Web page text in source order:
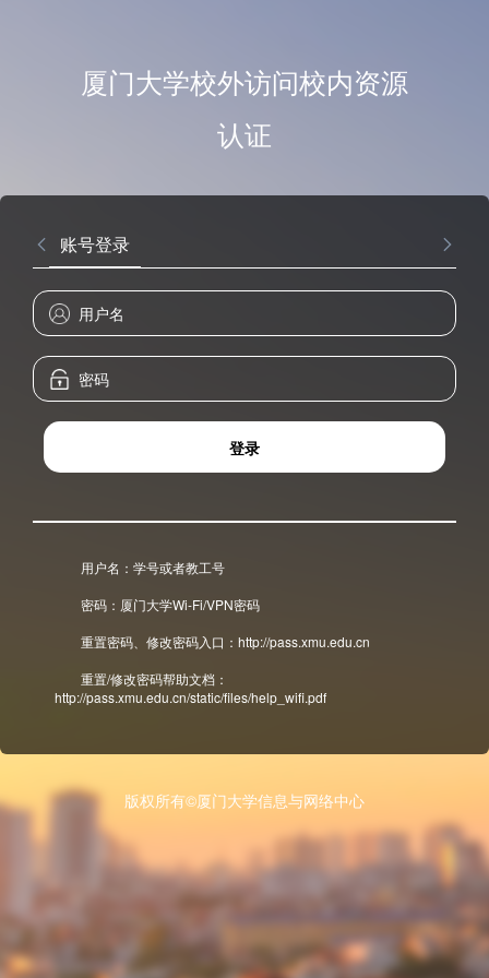
厦门大学校外访问校内资源
认证
账号登录
登录
用户名：学号或者教工号
密码：厦门大学Wi-Fi/VPN密码
重置密码、修改密码入口：http://pass.xmu.edu.cn
重置/修改密码帮助文档：
http://pass.xmu.edu.cn/static/files/help_wifi.pdf
版权所有©厦门大学信息与网络中心